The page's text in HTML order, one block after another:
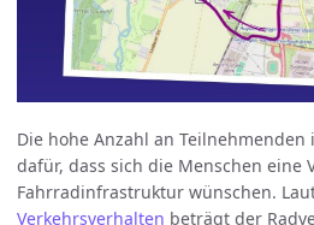
Die hohe Anzahl an
dafür, dass sich die Menschen eine
Fahrradinfrastruktur wünschen.
Verkehrsverhalten beträgt der